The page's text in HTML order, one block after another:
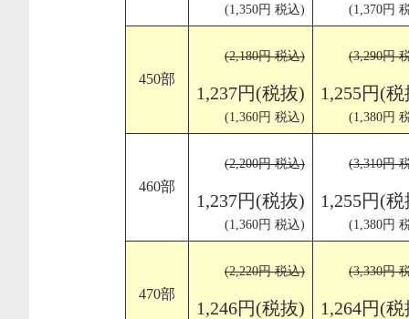
(1,350円 税込) (1,370円
450部
(2,180円 税込)
1,237円(税抜)
(1,360円 税込)
(3,290円
1,255円(
(1,380円
460部
(2,200円 税込)
1,237円(税抜)
(1,360円 税込)
(3,310円
1,255円(
(1,380円
470部
(2,220円 税込)
1,246円(税抜)
(3,330円
1,264円(